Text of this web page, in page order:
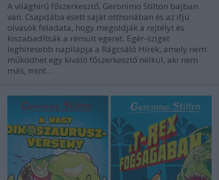
A világhírű főszerkesztő, Geronimo Stilton bajban
van. Csapdába esett saját otthonában és az ifjú
olvasók feladata, hogy megoldják a rejtélyt és
kiszabadítsák a rémült egeret. Egér-sziget
leghíresebb napilapja a Rágcsáló Hírek, amely nem
működhet egy kiváló főszerkesztő nélkül, aki nem
más, mint…